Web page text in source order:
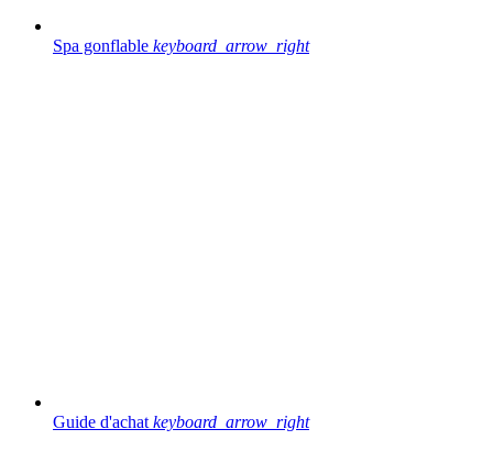
Spa gonflable keyboard_arrow_right
Guide d'achat keyboard_arrow_right